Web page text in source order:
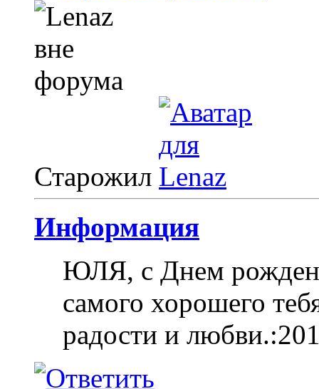
Старожил
Информация
ЮЛЯ, с Днем
самого хорошего
радости и